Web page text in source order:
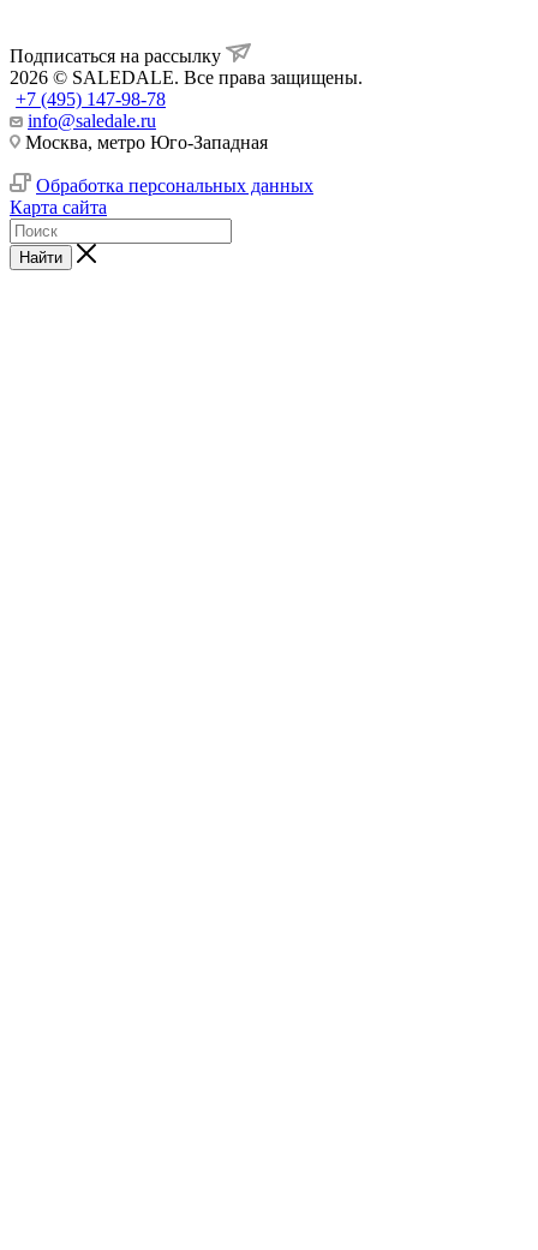
Подписаться на рассылку
2026 © SALEDALE. Все права защищены.
+7 (495) 147-98-78
info@saledale.ru
Москва, метро Юго-Западная
Обработка персональных данных
Карта сайта
Найти